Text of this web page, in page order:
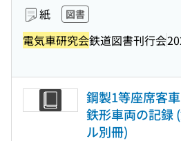
紙 図書
電気車研究会鉄道図書刊行会
鋼製1等座席客
鉄形車両の記録
ル別冊)